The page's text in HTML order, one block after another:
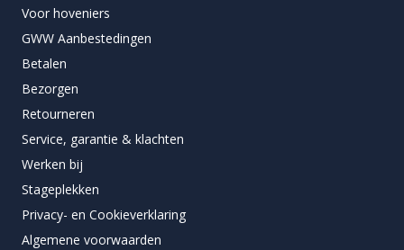
Voor hoveniers
GWW Aanbestedingen
Betalen
Bezorgen
Retourneren
Service, garantie & klachten
Werken bij
Stageplekken
Privacy- en Cookieverklaring
Algemene voorwaarden